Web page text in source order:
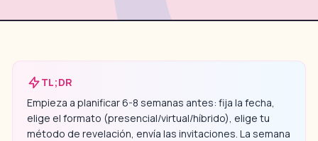
TL;DR
Empieza a planificar 6-8 semanas antes: fija la fecha,
elige el formato (presencial/virtual/híbrido), elige tu
método de revelación, envía las invitaciones. La semana